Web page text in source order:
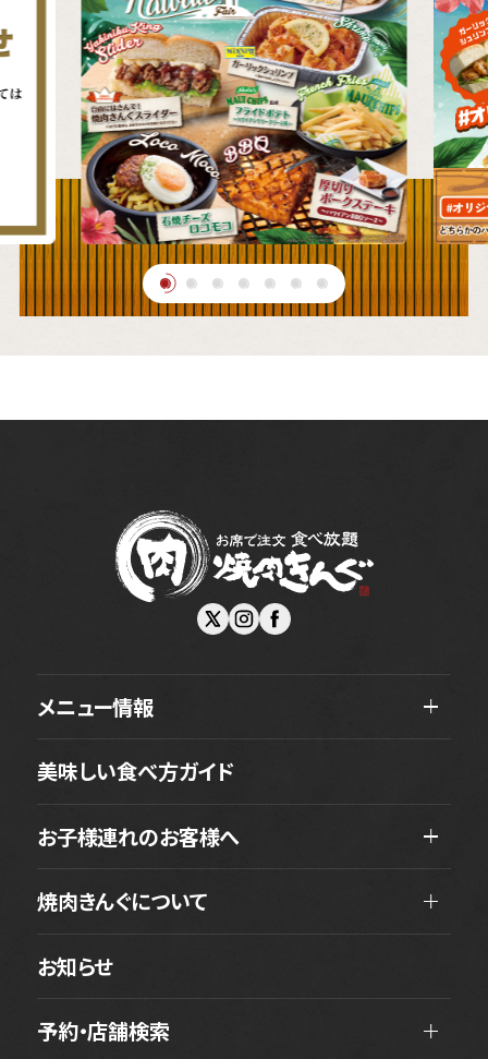
メニュー情報
美味しい食べ方ガイド
お子様連れのお客様へ
焼肉きんぐについて
お知らせ
予約・店舗検索